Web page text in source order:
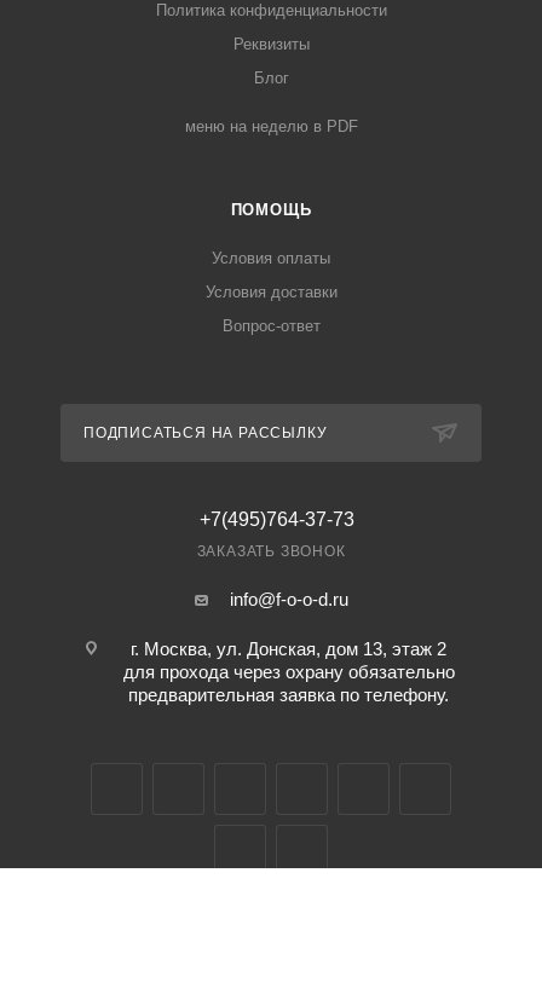
Политика конфиденциальности
Реквизиты
Блог
меню на неделю в PDF
ПОМОЩЬ
Условия оплаты
Условия доставки
Вопрос-ответ
ПОДПИСАТЬСЯ НА РАССЫЛКУ
+7(495)764-37-73
ЗАКАЗАТЬ ЗВОНОК
info@f-o-o-d.ru
г. Москва, ул. Донская, дом 13, этаж 2
для прохода через охрану обязательно
предварительная заявка по телефону.